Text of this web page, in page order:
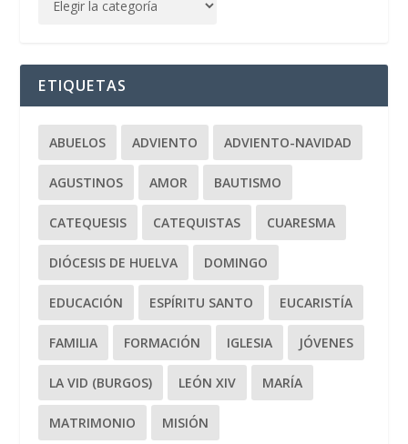
ETIQUETAS
ABUELOS ADVIENTO ADVIENTO-NAVIDAD
AGUSTINOS AMOR BAUTISMO
CATEQUESIS CATEQUISTAS CUARESMA
DIÓCESIS DE HUELVA DOMINGO
EDUCACIÓN ESPÍRITU SANTO EUCARISTÍA
FAMILIA FORMACIÓN IGLESIA JÓVENES
LA VID (BURGOS) LEÓN XIV MARÍA
MATRIMONIO MISIÓN